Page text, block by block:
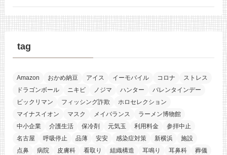
tag
Amazon おかめ納豆 アイス イーモバイル コロナ
ストレス
ドラゴンボール
ニキビ ノジマ ハンター
バレンタインデー
ビックリマン
フィッシング詐欺
ホロセレクション
マイナスイオン
マスク メイバランス
ラーメン博物館
中小企業
介護生活 保冷剤 元気玉 利用料金
参拝中止
名古屋
呼吸停止 品薄 安安 感染症対策 新横浜
施設
点鼻
病院 皮膚科 看取り 組織構造 耳鳴り 耳鼻科
葬儀